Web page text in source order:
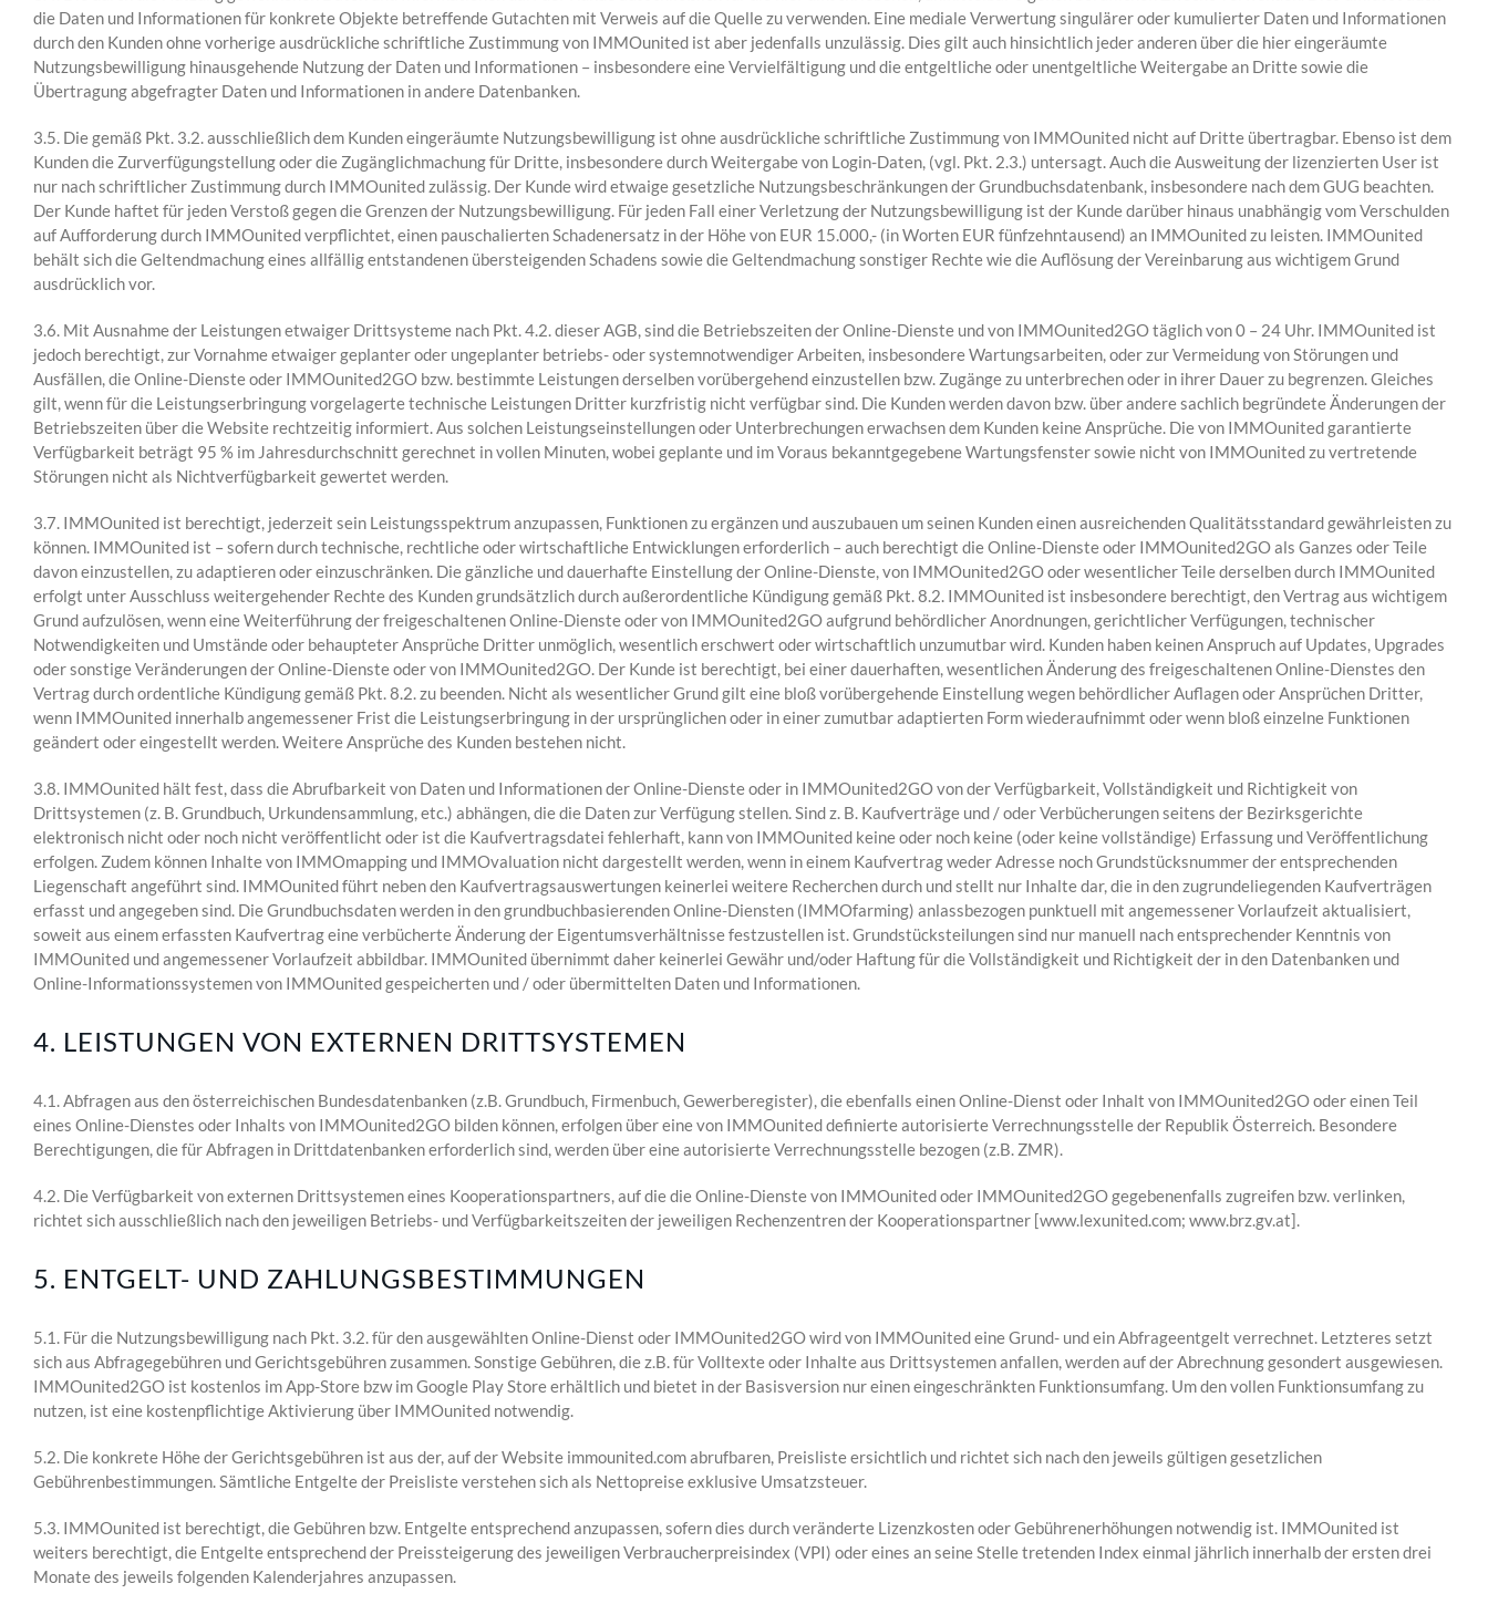
die Daten und Informationen für konkrete Objekte betreffende Gutachten mit Verweis auf die Quelle zu verwenden. Eine mediale Verwertung singulärer oder kumulierter Daten und Informationen
durch den Kunden ohne vorherige ausdrückliche schriftliche Zustimmung von IMMOunited ist aber jedenfalls unzulässig. Dies gilt auch hinsichtlich jeder anderen über die hier eingeräumte
Nutzungsbewilligung hinausgehende Nutzung der Daten und Informationen – insbesondere eine Vervielfältigung und die entgeltliche oder unentgeltliche Weitergabe an Dritte sowie die
Übertragung abgefragter Daten und Informationen in andere Datenbanken.
3.5. Die gemäß Pkt. 3.2. ausschließlich dem Kunden eingeräumte Nutzungsbewilligung ist ohne ausdrückliche schriftliche Zustimmung von IMMOunited nicht auf Dritte übertragbar. Ebenso ist dem
Kunden die Zurverfügungstellung oder die Zugänglichmachung für Dritte, insbesondere durch Weitergabe von Login-Daten, (vgl. Pkt. 2.3.) untersagt. Auch die Ausweitung der lizenzierten User ist
nur nach schriftlicher Zustimmung durch IMMOunited zulässig. Der Kunde wird etwaige gesetzliche Nutzungsbeschränkungen der Grundbuchsdatenbank, insbesondere nach dem GUG beachten.
Der Kunde haftet für jeden Verstoß gegen die Grenzen der Nutzungsbewilligung. Für jeden Fall einer Verletzung der Nutzungsbewilligung ist der Kunde darüber hinaus unabhängig vom Verschulden
auf Aufforderung durch IMMOunited verpflichtet, einen pauschalierten Schadenersatz in der Höhe von EUR 15.000,- (in Worten EUR fünfzehntausend) an IMMOunited zu leisten. IMMOunited
behält sich die Geltendmachung eines allfällig entstandenen übersteigenden Schadens sowie die Geltendmachung sonstiger Rechte wie die Auflösung der Vereinbarung aus wichtigem Grund
ausdrücklich vor.
3.6. Mit Ausnahme der Leistungen etwaiger Drittsysteme nach Pkt. 4.2. dieser AGB, sind die Betriebszeiten der Online-Dienste und von IMMOunited2GO täglich von 0 – 24 Uhr. IMMOunited ist
jedoch berechtigt, zur Vornahme etwaiger geplanter oder ungeplanter betriebs- oder systemnotwendiger Arbeiten, insbesondere Wartungsarbeiten, oder zur Vermeidung von Störungen und
Ausfällen, die Online-Dienste oder IMMOunited2GO bzw. bestimmte Leistungen derselben vorübergehend einzustellen bzw. Zugänge zu unterbrechen oder in ihrer Dauer zu begrenzen. Gleiches
gilt, wenn für die Leistungserbringung vorgelagerte technische Leistungen Dritter kurzfristig nicht verfügbar sind. Die Kunden werden davon bzw. über andere sachlich begründete Änderungen der
Betriebszeiten über die Website rechtzeitig informiert. Aus solchen Leistungseinstellungen oder Unterbrechungen erwachsen dem Kunden keine Ansprüche. Die von IMMOunited garantierte
Verfügbarkeit beträgt 95 % im Jahresdurchschnitt gerechnet in vollen Minuten, wobei geplante und im Voraus bekanntgegebene Wartungsfenster sowie nicht von IMMOunited zu vertretende
Störungen nicht als Nichtverfügbarkeit gewertet werden.
3.7. IMMOunited ist berechtigt, jederzeit sein Leistungsspektrum anzupassen, Funktionen zu ergänzen und auszubauen um seinen Kunden einen ausreichenden Qualitätsstandard gewährleisten zu
können. IMMOunited ist – sofern durch technische, rechtliche oder wirtschaftliche Entwicklungen erforderlich – auch berechtigt die Online-Dienste oder IMMOunited2GO als Ganzes oder Teile
davon einzustellen, zu adaptieren oder einzuschränken. Die gänzliche und dauerhafte Einstellung der Online-Dienste, von IMMOunited2GO oder wesentlicher Teile derselben durch IMMOunited
erfolgt unter Ausschluss weitergehender Rechte des Kunden grundsätzlich durch außerordentliche Kündigung gemäß Pkt. 8.2. IMMOunited ist insbesondere berechtigt, den Vertrag aus wichtigem
Grund aufzulösen, wenn eine Weiterführung der freigeschaltenen Online-Dienste oder von IMMOunited2GO aufgrund behördlicher Anordnungen, gerichtlicher Verfügungen, technischer
Notwendigkeiten und Umstände oder behaupteter Ansprüche Dritter unmöglich, wesentlich erschwert oder wirtschaftlich unzumutbar wird. Kunden haben keinen Anspruch auf Updates, Upgrades
oder sonstige Veränderungen der Online-Dienste oder von IMMOunited2GO. Der Kunde ist berechtigt, bei einer dauerhaften, wesentlichen Änderung des freigeschaltenen Online-Dienstes den
Vertrag durch ordentliche Kündigung gemäß Pkt. 8.2. zu beenden. Nicht als wesentlicher Grund gilt eine bloß vorübergehende Einstellung wegen behördlicher Auflagen oder Ansprüchen Dritter,
wenn IMMOunited innerhalb angemessener Frist die Leistungserbringung in der ursprünglichen oder in einer zumutbar adaptierten Form wiederaufnimmt oder wenn bloß einzelne Funktionen
geändert oder eingestellt werden. Weitere Ansprüche des Kunden bestehen nicht.
3.8. IMMOunited hält fest, dass die Abrufbarkeit von Daten und Informationen der Online-Dienste oder in IMMOunited2GO von der Verfügbarkeit, Vollständigkeit und Richtigkeit von
Drittsystemen (z. B. Grundbuch, Urkundensammlung, etc.) abhängen, die die Daten zur Verfügung stellen. Sind z. B. Kaufverträge und / oder Verbücherungen seitens der Bezirksgerichte
elektronisch nicht oder noch nicht veröffentlicht oder ist die Kaufvertragsdatei fehlerhaft, kann von IMMOunited keine oder noch keine (oder keine vollständige) Erfassung und Veröffentlichung
erfolgen. Zudem können Inhalte von IMMOmapping und IMMOvaluation nicht dargestellt werden, wenn in einem Kaufvertrag weder Adresse noch Grundstücksnummer der entsprechenden
Liegenschaft angeführt sind. IMMOunited führt neben den Kaufvertragsauswertungen keinerlei weitere Recherchen durch und stellt nur Inhalte dar, die in den zugrundeliegenden Kaufverträgen
erfasst und angegeben sind. Die Grundbuchsdaten werden in den grundbuchbasierenden Online-Diensten (IMMOfarming) anlassbezogen punktuell mit angemessener Vorlaufzeit aktualisiert,
soweit aus einem erfassten Kaufvertrag eine verbücherte Änderung der Eigentumsverhältnisse festzustellen ist. Grundstücksteilungen sind nur manuell nach entsprechender Kenntnis von
IMMOunited und angemessener Vorlaufzeit abbildbar. IMMOunited übernimmt daher keinerlei Gewähr und/oder Haftung für die Vollständigkeit und Richtigkeit der in den Datenbanken und
Online-Informationssystemen von IMMOunited gespeicherten und / oder übermittelten Daten und Informationen.
4. LEISTUNGEN VON EXTERNEN DRITTSYSTEMEN
4.1. Abfragen aus den österreichischen Bundesdatenbanken (z.B. Grundbuch, Firmenbuch, Gewerberegister), die ebenfalls einen Online-Dienst oder Inhalt von IMMOunited2GO oder einen Teil
eines Online-Dienstes oder Inhalts von IMMOunited2GO bilden können, erfolgen über eine von IMMOunited definierte autorisierte Verrechnungsstelle der Republik Österreich. Besondere
Berechtigungen, die für Abfragen in Drittdatenbanken erforderlich sind, werden über eine autorisierte Verrechnungsstelle bezogen (z.B. ZMR).
4.2. Die Verfügbarkeit von externen Drittsystemen eines Kooperationspartners, auf die die Online-Dienste von IMMOunited oder IMMOunited2GO gegebenenfalls zugreifen bzw. verlinken,
richtet sich ausschließlich nach den jeweiligen Betriebs- und Verfügbarkeitszeiten der jeweiligen Rechenzentren der Kooperationspartner [www.lexunited.com; www.brz.gv.at].
5. ENTGELT- UND ZAHLUNGSBESTIMMUNGEN
5.1. Für die Nutzungsbewilligung nach Pkt. 3.2. für den ausgewählten Online-Dienst oder IMMOunited2GO wird von IMMOunited eine Grund- und ein Abfrageentgelt verrechnet. Letzteres setzt
sich aus Abfragegebühren und Gerichtsgebühren zusammen. Sonstige Gebühren, die z.B. für Volltexte oder Inhalte aus Drittsystemen anfallen, werden auf der Abrechnung gesondert ausgewiesen.
IMMOunited2GO ist kostenlos im App-Store bzw im Google Play Store erhältlich und bietet in der Basisversion nur einen eingeschränkten Funktionsumfang. Um den vollen Funktionsumfang zu
nutzen, ist eine kostenpflichtige Aktivierung über IMMOunited notwendig.
5.2. Die konkrete Höhe der Gerichtsgebühren ist aus der, auf der Website immounited.com abrufbaren, Preisliste ersichtlich und richtet sich nach den jeweils gültigen gesetzlichen
Gebührenbestimmungen. Sämtliche Entgelte der Preisliste verstehen sich als Nettopreise exklusive Umsatzsteuer.
5.3. IMMOunited ist berechtigt, die Gebühren bzw. Entgelte entsprechend anzupassen, sofern dies durch veränderte Lizenzkosten oder Gebührenerhöhungen notwendig ist. IMMOunited ist
weiters berechtigt, die Entgelte entsprechend der Preissteigerung des jeweiligen Verbraucherpreisindex (VPI) oder eines an seine Stelle tretenden Index einmal jährlich innerhalb der ersten drei
Monate des jeweils folgenden Kalenderjahres anzupassen.